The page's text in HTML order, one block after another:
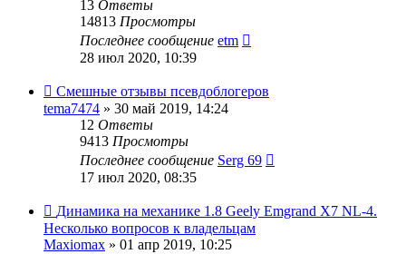
13 Ответы
14813 Просмотры
Последнее сообщение etm
28 июл 2020, 10:39
Смешные отзывы псевдоблогеров
tema7474 » 30 май 2019, 14:24
12 Ответы
9413 Просмотры
Последнее сообщение Serg 69
17 июл 2020, 08:35
Динамика на механике 1.8 Geely Emgrand X7 NL-4.
Несколько вопросов к владельцам
Maxiomax » 01 апр 2019, 10:25